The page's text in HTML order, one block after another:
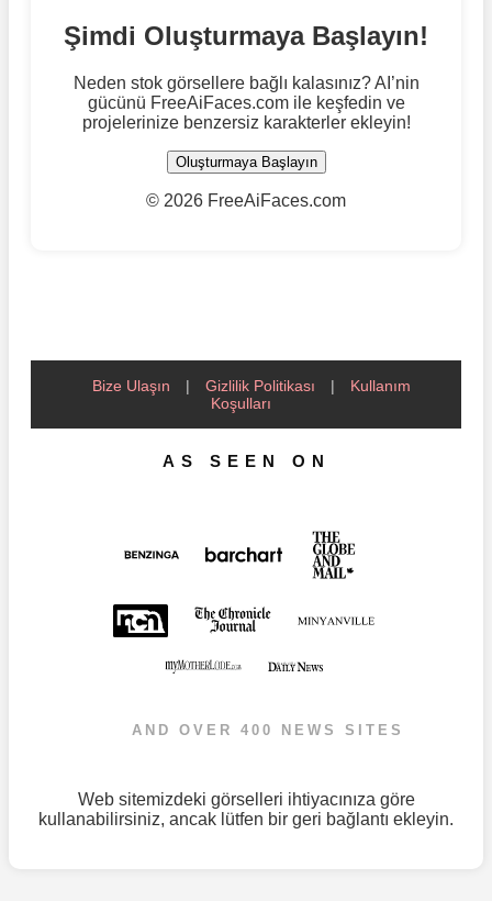
Şimdi Oluşturmaya Başlayın!
Neden stok görsellere bağlı kalasınız? AI’nin
gücünü FreeAiFaces.com ile keşfedin ve
projelerinize benzersiz karakterler ekleyin!
Oluşturmaya Başlayın
© 2026 FreeAiFaces.com
Bize Ulaşın | Gizlilik Politikası |
Kullanım
Koşulları
AS SEEN ON
AND OVER 400 NEWS SITES
Web sitemizdeki görselleri ihtiyacınıza göre
kullanabilirsiniz, ancak lütfen bir geri bağlantı ekleyin.